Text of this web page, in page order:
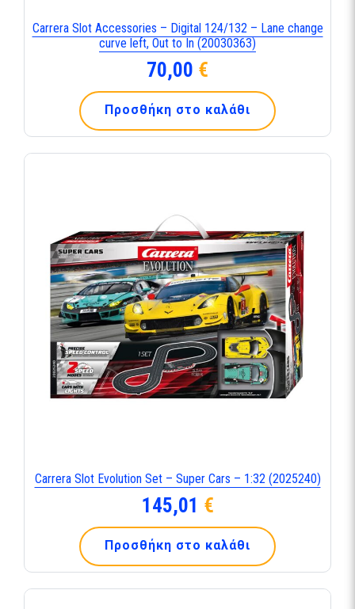
Carrera Slot Accessories – Digital 124/132 – Lane change
curve left, Out to In (20030363)
70,00 €
Προσθήκη στο καλάθι
Carrera Slot Evolution Set – Super Cars – 1:32 (2025240)
145,01 €
Προσθήκη στο καλάθι